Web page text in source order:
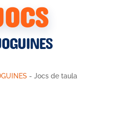
- Jocs de taula